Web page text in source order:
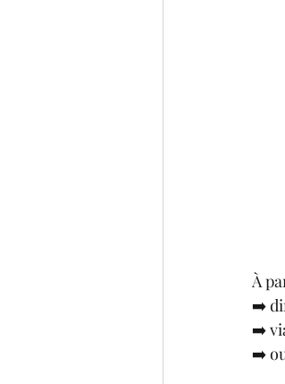
À
➡️
➡️
➡️